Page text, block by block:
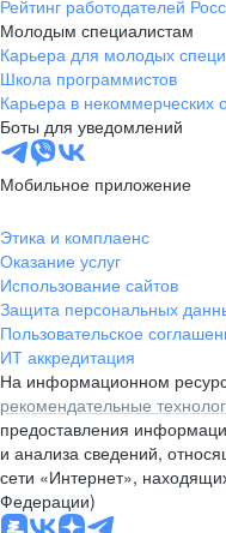
Рейтинг работодателей
Молодым специалистам
Карьера для молодых
Школа программистов
Карьера в некоммерческих
Боты для уведомлений
Мобильное приложение
Этика и комплаенс
Оказание услуг
Использование сайтов
Защита персональных
Пользовательское
ИТ аккредитация
На информационном
рекомендательные
предоставления
и анализа сведений,
сети «Интернет»,
Федерации)